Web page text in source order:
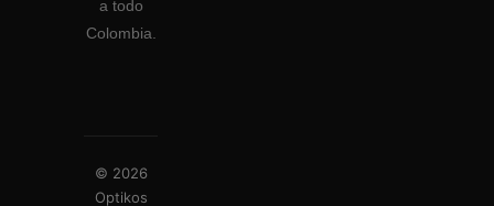
a todo
Colombia.
© 2026
Optikos